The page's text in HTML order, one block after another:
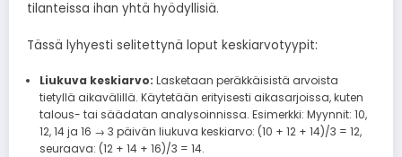
tilanteissa ihan yhtä hyödyllisiä.
Tässä lyhyesti selitettynä loput keskiarvotyypit:
Liukuva keskiarvo: Lasketaan peräkkäisistä arvoista
tietyllä aikavälillä. Käytetään erityisesti aikasarjoissa, kuten
talous- tai säädatan analysoinnissa. Esimerkki: Myynnit: 10,
12, 14 ja 16 → 3 päivän liukuva keskiarvo: (10 + 12 + 14)/3 = 12,
seuraava: (12 + 14 + 16)/3 = 14.